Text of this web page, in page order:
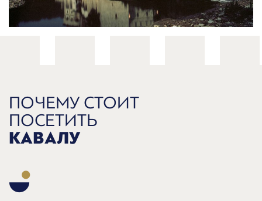
Святая гора Афон
ПОЧЕМУ СТОИТ
ПОСЕТИТЬ
КАВАЛУ